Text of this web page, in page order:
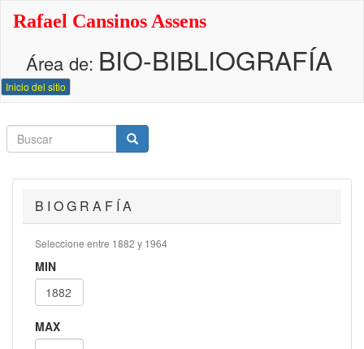
principal
Rafael Cansinos Assens
Área de: BIO-BIBLIOGRAFÍA
Inicio del sitio
Buscar
Buscar
Buscar
B I O G R A F Í A
Seleccione entre 1882 y 1964
MIN
MAX